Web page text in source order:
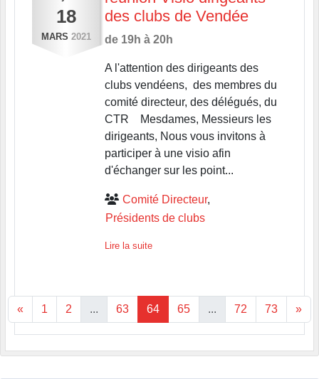
18
MARS 2021
des clubs de Vendée
de 19h à 20h
A l'attention des dirigeants des
clubs vendéens, des membres du
comité directeur, des délégués, du
CTR Mesdames, Messieurs les
dirigeants, Nous vous invitons à
participer à une visio afin
d'échanger sur les point...
Comité Directeur
Présidents de clubs
Lire la suite
« 1 2 ... 63 64 65 ... 72 73 »